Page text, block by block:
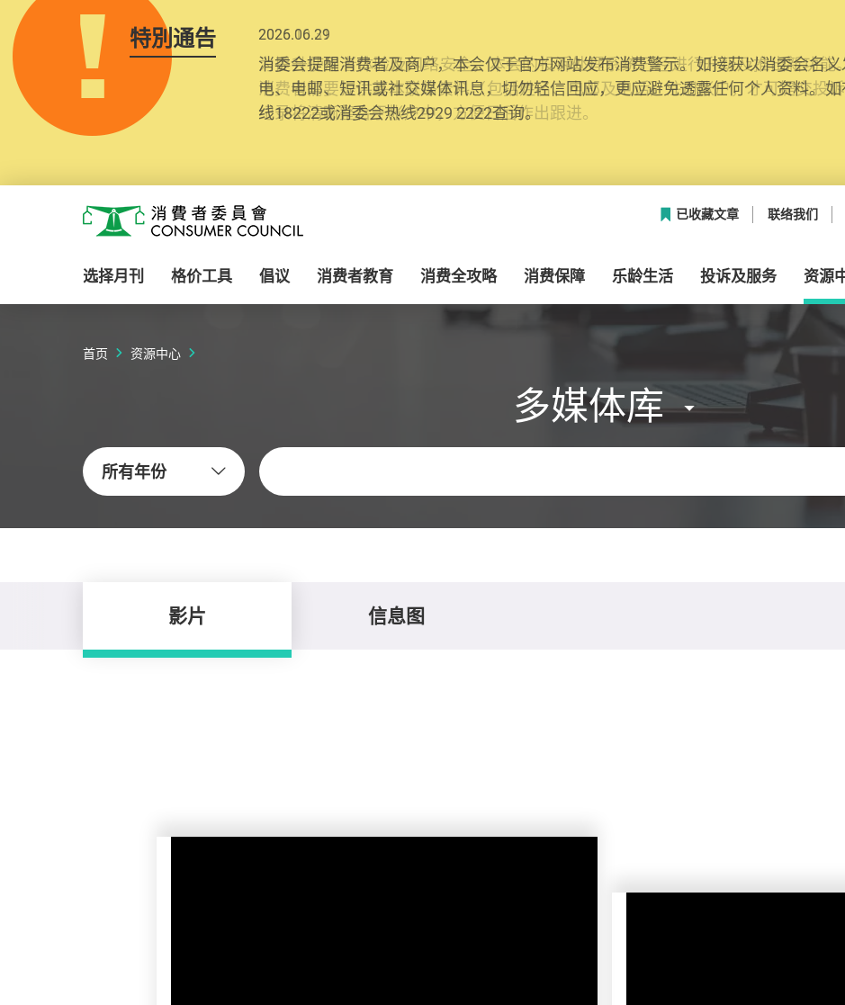
特別通告 2025.10.31
为提升使用者体验及网络安全，本会的投诉处理系统已经进行升级及推出新功能
消费者需要提供基本联络资料（包括姓名、电邮及电话）注册帐户，才可提交投
纪录将清晰整合于帐户中，方便日后作出跟进。
消费者委员会
已收藏文章 联络我们
选择月刊 格价工具 倡议 消费者教育 消费全攻略 消费保障 乐龄生活 投诉及服务 资源
首页 资源中心
多媒体库
所有年份
关键字
影片 信息图